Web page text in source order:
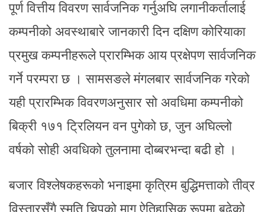
पूर्ण वित्तीय विवरण सार्वजनिक गर्नुअघि लगानीकर्तालाई
कम्पनीको अवस्थाबारे जानकारी दिन दक्षिण कोरियाका
प्रमुख कम्पनीहरूले प्रारम्भिक आय प्रक्षेपण सार्वजनिक
गर्ने परम्परा छ । सामसङले मंगलबार सार्वजनिक गरेको
यही प्रारम्भिक विवरणअनुसार सो अवधिमा कम्पनीको
बिक्री १७१ ट्रिलियन वन पुगेको छ, जुन अघिल्लो
वर्षको सोही अवधिको तुलनामा दोब्बरभन्दा बढी हो ।
बजार विश्लेषकहरूको भनाइमा कृत्रिम बुद्धिमत्ताको तीव्र
विस्तारसँगै स्मृति चिपको माग ऐतिहासिक रूपमा बढेको